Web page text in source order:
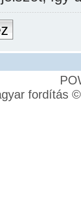
fordítás